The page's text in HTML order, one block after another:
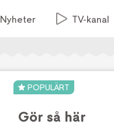
Nyheter TV-kanal
POPULÄRT
Gör så här